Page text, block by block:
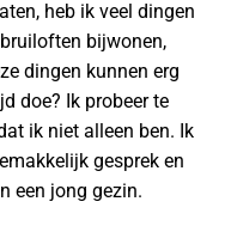
heb ik veel dingen
bijwonen,
dingen kunnen erg
doe? Ik probeer te
ik niet alleen ben. Ik
gesprek en
een jong gezin.